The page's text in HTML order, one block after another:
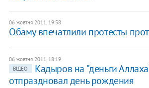
06 жовтня 2011, 19:58
Обаму впечатлили протесты
06 жовтня 2011, 18:19
ВІДЕО
Кадыров на "деньги
отпраздновал день рождения